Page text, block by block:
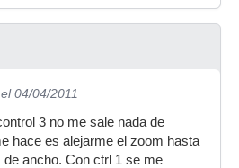
el 04/04/2011
3 no me sale nada de
hace es alejarme el zoom hasta
ancho. Con ctrl 1 se me